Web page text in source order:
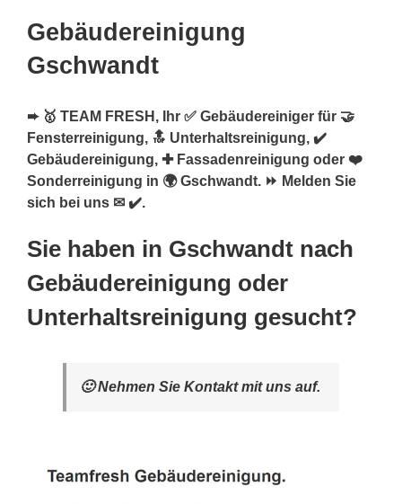
Gebäudereinigung
Gschwandt
➨ 🥇 TEAM FRESH, Ihr ✅ Gebäudereiniger für 🤝
Fensterreinigung, 🔝 Unterhaltsreinigung, ✔️
Gebäudereinigung, ✚ Fassadenreinigung oder ❤️
Sonderreinigung in 🌍 Gschwandt. ⏩ Melden Sie
sich bei uns ✉ ✔️.
Sie haben in Gschwandt nach
Gebäudereinigung oder
Unterhaltsreinigung gesucht?
🙂 Nehmen Sie Kontakt mit uns auf.